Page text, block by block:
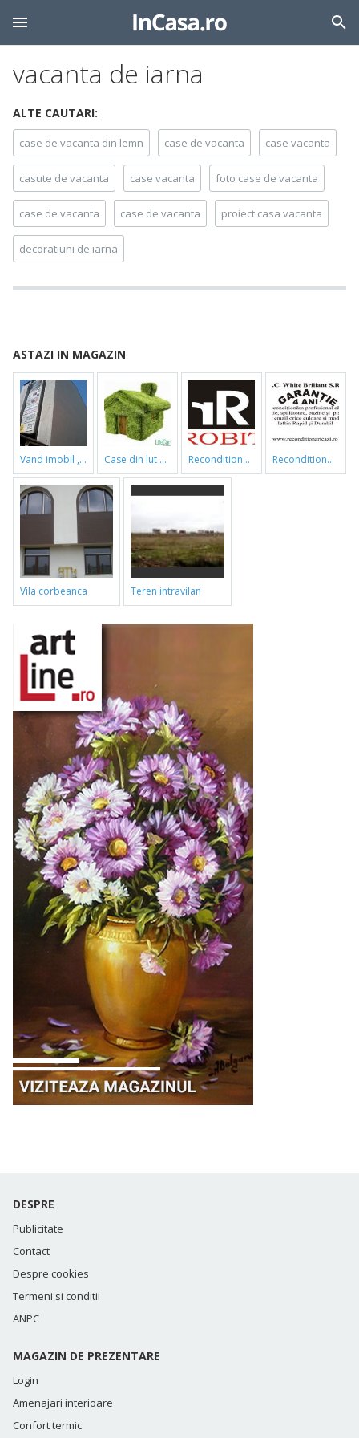
vacanta de iarna
ALTE CAUTARI:
case de vacanta din lemn case de vacanta case vacanta
casute de vacanta case vacanta foto case de vacanta
case de vacanta case de vacanta proiect casa vacanta
decoratiuni de iarna
ASTAZI IN MAGAZIN
vand imobil ,790m,piata gorjului,pret negociabil case din lut si paie reconditionari cazi de baie reconditionari cazi de baie
vila corbeanca teren intravilan
DESPRE
Publicitate
Contact
Despre cookies
Termeni si conditii
ANPC
MAGAZIN DE PREZENTARE
Login
Amenajari interioare
Confort termic